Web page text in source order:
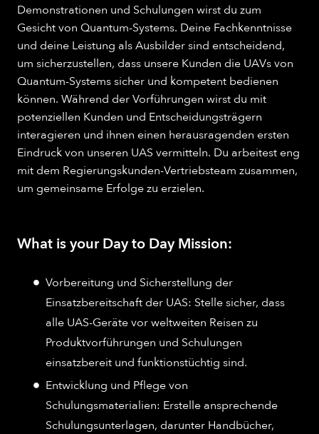
Demonstrationen und Schulungen wirst du zum
Gesicht von Quantum-Systems. Deine Fachkenntnisse
und deine Leistung als Ausbilder sind entscheidend,
um sicherzustellen, dass unsere Kunden die UAVs von
Quantum-Systems sicher und kompetent bedienen
können. Während der Vorführungen wirst du mit
potenziellen Kunden und Entscheidungsträgern
interagieren und ihnen einen herausragenden ersten
Eindruck von unseren UAS vermitteln. Du arbeitest eng
mit dem Regierungskunden-Vertriebsteam zusammen,
um gemeinsame Erfolge zu erzielen.
What is your Day to Day Mission:
Vorbereitung und Sicherstellung der
Einsatzbereitschaft der UAS: Stelle sicher, dass
alle UAS-Geräte vor weltweiten Reisen zu
Produktvorführungen und Schulungen
einsatzbereit und funktionstüchtig sind.
Entwicklung und Pflege von
Schulungsmaterialien: Erstelle ansprechende
Schulungsunterlagen, darunter Handbücher,